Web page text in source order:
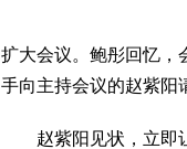
扩大会议。鲍彤回忆，
手向主持会议的赵紫阳
赵紫阳见状，立即让